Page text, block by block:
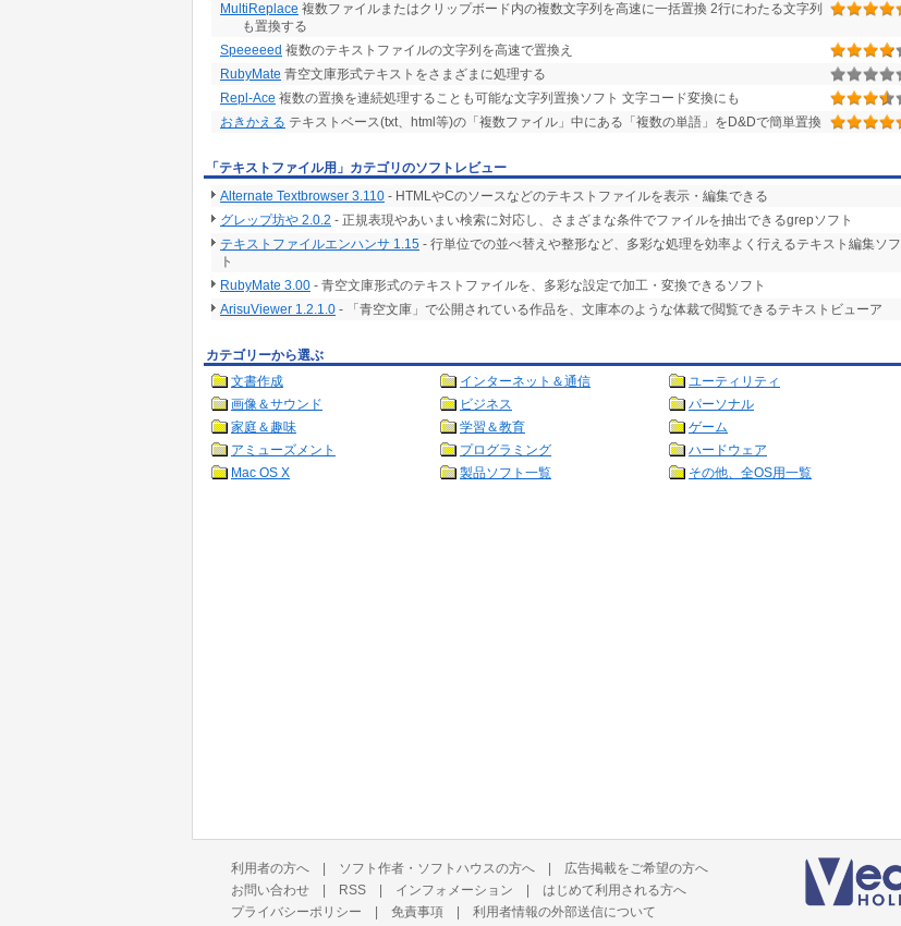
MultiReplace 複数ファイルまたはクリップボード内の複数文字列を高速に一括置換 2行にわたる文字列
も置換する
Speeeeed 複数のテキストファイルの文字列を高速で置換え
RubyMate 青空文庫形式テキストをさまざまに処理する
Repl-Ace 複数の置換を連続処理することも可能な文字列置換ソフト 文字コード変換にも
おきかえる テキストベース(txt、html等)の「複数ファイル」中にある「複数の単語」をD&Dで簡単置換
「テキストファイル用」カテゴリのソフトレビュー
Alternate Textbrowser 3.110 - HTMLやCのソースなどのテキストファイルを表示・編集できる
グレップ坊や 2.0.2 - 正規表現やあいまい検索に対応し、さまざまな条件でファイルを抽出できるgrepソフト
テキストファイルエンハンサ 1.15 - 行単位での並べ替えや整形など、多彩な処理を効率よく行えるテキスト編集ソフ
ト
RubyMate 3.00 - 青空文庫形式のテキストファイルを、多彩な設定で加工・変換できるソフト
ArisuViewer 1.2.1.0 - 「青空文庫」で公開されている作品を、文庫本のような体裁で閲覧できるテキストビューア
カテゴリーから選ぶ
文書作成
インターネット＆通信
ユーティリティ
画像＆サウンド
ビジネス
パーソナル
家庭＆趣味
学習＆教育
ゲーム
アミューズメント
プログラミング
ハードウェア
Mac OS X
製品ソフト一覧 その他、全OS用一覧
利用者の方へ | ソフト作者・ソフトハウスの方へ | 広告掲載をご希望の方へ
お問い合わせ | RSS | インフォメーション | はじめて利用される方へ
プライバシーポリシー | 免責事項 | 利用者情報の外部送信について